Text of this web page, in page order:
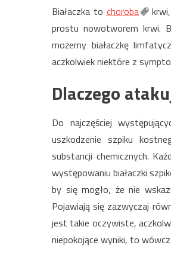
Białaczka to choroba
krwi,
prostu nowotworem krwi.
możemy białaczkę
aczkolwiek niektóre z
Dlaczego
Do najczęściej
uszkodzenie szpiku
substancji chemicznych.
występowaniu białaczki
by się mogło, że nie
Pojawiają się zazwyczaj
jest takie oczywiste,
niepokojące wyniki, to